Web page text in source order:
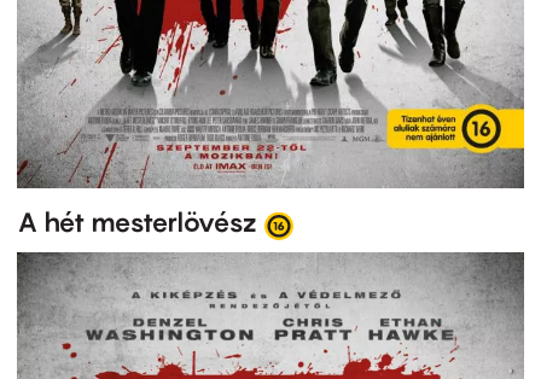
A hét mesterlövész